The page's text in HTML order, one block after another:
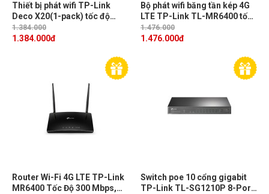
Thiết bị phát wifi TP-Link
Deco X20(1-pack) tốc độ
1,201Mbps trên 5 GHz, 574
Mbps băng tần 2.4 GHz
1.384.000
1.384.000đ
Bộ phát wifi băng tần kép 4G
LTE TP-Link TL-MR6400 tốc
độ download lên tới
150Mbps,Hai Ăng-ten LTE
1.476.000
1.476.000đ
Router Wi-Fi 4G LTE TP-Link
MR6400 Tốc Độ 300 Mbps,
Switch poe 10 cổng gigabit
TP-Link TL-SG1210P 8-Port